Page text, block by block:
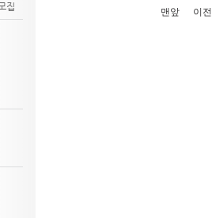
집
맨앞 이전